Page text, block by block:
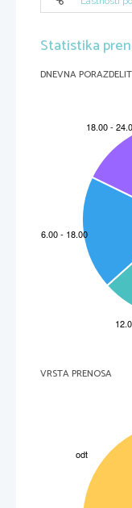
Ugašanje
Time-
VRSTE
VERBALNO
izvedemo
nezaželenem
agresivno,
STROŠKI
nek privilegij
posebej
LOGIČNE
TIME-OUT: ta
otroku všeč
miren kotiček
otrocih naj bi
Statistika
DNEVNA
VRSTA PRENOSA